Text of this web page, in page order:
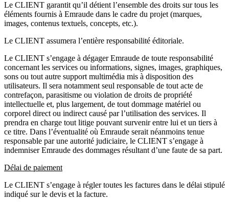
Le CLIENT garantit qu’il détient l’ensemble des droits sur tous les
éléments fournis à Emraude dans le cadre du projet (marques,
images, contenus textuels, concepts, etc.).
Le CLIENT assumera l’entière responsabilité éditoriale.
Le CLIENT s’engage à dégager Emraude de toute responsabilité
concernant les services ou informations, signes, images, graphiques,
sons ou tout autre support multimédia mis à disposition des
utilisateurs. Il sera notamment seul responsable de tout acte de
contrefaçon, parasitisme ou violation de droits de propriété
intellectuelle et, plus largement, de tout dommage matériel ou
corporel direct ou indirect causé par l’utilisation des services. Il
prendra en charge tout litige pouvant survenir entre lui et un tiers à
ce titre. Dans l’éventualité où Emraude serait néanmoins tenue
responsable par une autorité judiciaire, le CLIENT s’engage à
indemniser Emraude des dommages résultant d’une faute de sa part.
Délai de paiement
Le CLIENT s’engage à régler toutes les factures dans le délai stipulé
indiqué sur le devis et la facture.